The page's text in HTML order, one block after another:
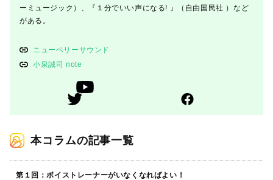
ーミュージック）、『１分でいい声になる! 』（自由国民社 ）など
がある。
ニューベリーサウンド
小泉誠司 note
本コラムの記事一覧
第１回：ボイストレーナーがいなくなればよい！